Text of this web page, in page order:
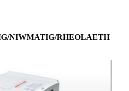
NIWMATIG/RHEOLAETH